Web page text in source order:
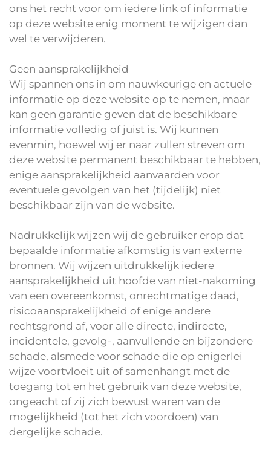
ons het recht voor om iedere link of informatie
op deze website enig moment te wijzigen dan
wel te verwijderen.
Geen aansprakelijkheid
Wij spannen ons in om nauwkeurige en actuele
informatie op deze website op te nemen, maar
kan geen garantie geven dat de beschikbare
informatie volledig of juist is. Wij kunnen
evenmin, hoewel wij er naar zullen streven om
deze website permanent beschikbaar te hebben,
enige aansprakelijkheid aanvaarden voor
eventuele gevolgen van het (tijdelijk) niet
beschikbaar zijn van de website.
Nadrukkelijk wijzen wij de gebruiker erop dat
bepaalde informatie afkomstig is van externe
bronnen. Wij wijzen uitdrukkelijk iedere
aansprakelijkheid uit hoofde van niet-nakoming
van een overeenkomst, onrechtmatige daad,
risicoaansprakelijkheid of enige andere
rechtsgrond af, voor alle directe, indirecte,
incidentele, gevolg-, aanvullende en bijzondere
schade, alsmede voor schade die op enigerlei
wijze voortvloeit uit of samenhangt met de
toegang tot en het gebruik van deze website,
ongeacht of zij zich bewust waren van de
mogelijkheid (tot het zich voordoen) van
dergelijke schade.